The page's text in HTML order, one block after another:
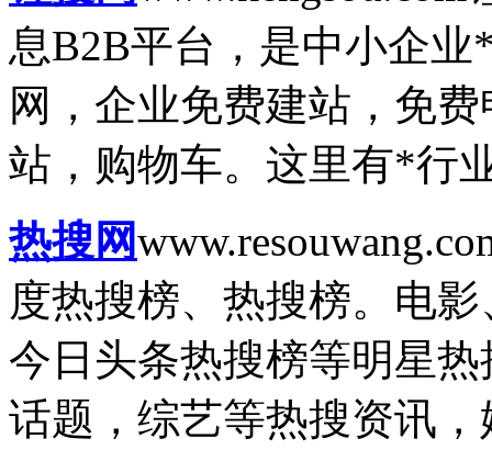
息B2B平台，是中小企
网，企业免费建站，免
站，购物车。这里有*行
热搜网
度热搜榜、热搜榜。电
今日头条热搜榜等明星
话题，综艺等热搜资讯